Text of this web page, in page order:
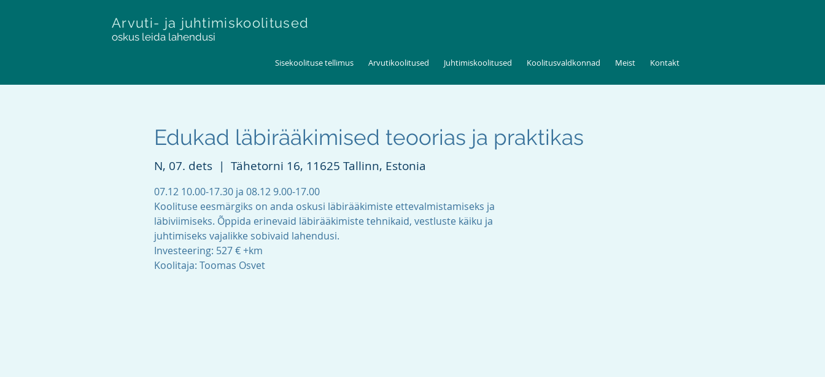
Arvuti- ja juhtimiskoolitused
oskus leida lahendusi
Sisekoolituse tellimus Arvutikoolitused Juhtimiskoolitused Koolitusvaldkonnad Meist Kontakt
Edukad läbirääkimised teoorias ja praktikas
N, 07. dets
  |
Tähetorni 16, 11625 Tallinn, Estonia
07.12 10.00-17.30 ja 08.12 9.00-17.00
Koolituse eesmärgiks on anda oskusi läbirääkimiste ettevalmistamiseks ja
läbiviimiseks. Õppida erinevaid läbirääkimiste tehnikaid, vestluste käiku ja
juhtimiseks vajalikke sobivaid lahendusi.
Investeering: 527 € +km
Koolitaja: Toomas Osvet